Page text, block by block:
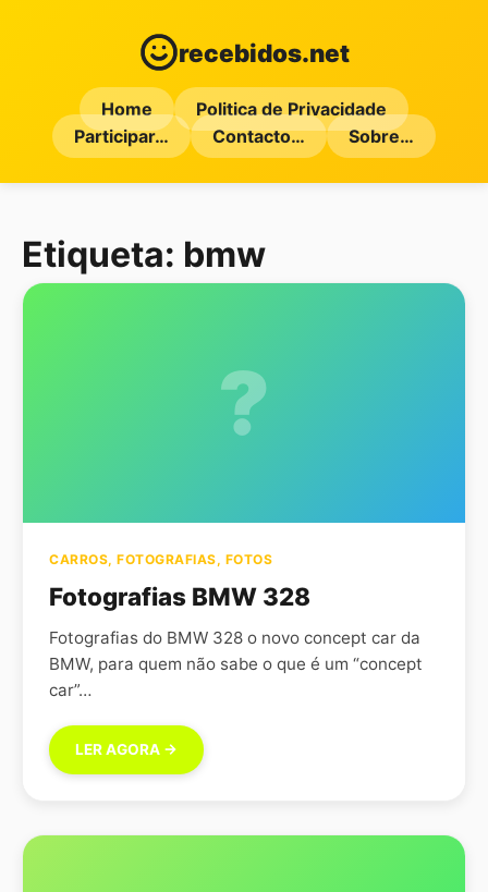
recebidos.net
Home
Politica de Privacidade
Participar…
Contacto… Sobre…
Etiqueta: bmw
?
CARROS, FOTOGRAFIAS, FOTOS
Fotografias BMW 328
Fotografias do BMW 328 o novo concept car da
BMW, para quem não sabe o que é um “concept
car”…
LER AGORA →